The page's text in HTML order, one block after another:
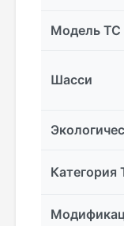
Модель ТС
Шасси
Категория